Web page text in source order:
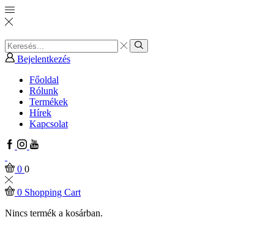
Search
input
Search
Bejelentkezés
Főoldal
Rólunk
Termékek
Hírek
Kapcsolat
Facebook
Instagram
Youtube
0 0
0 Shopping Cart
Nincs termék a kosárban.